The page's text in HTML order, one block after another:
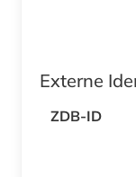
Externe
ZDB-ID